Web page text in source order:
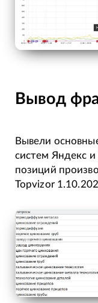
Вывод
Вывели
систем Яндекс и
позиций
Topvizor